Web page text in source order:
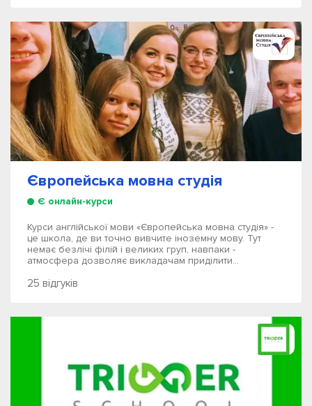
Європейська мовна студія
Є онлайн-курси
Курси англійської мови «Європейська мовна студія» -
це школа, де ви точно вивчите іноземну мову. Тут
немає безлічі філій і великих груп, навпаки -
атмосфера дозволяє викладачам приділити...
25 відгуків